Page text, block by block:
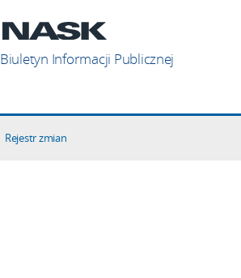
Biuletyn Informacji Publicznej
Rejestr zmian